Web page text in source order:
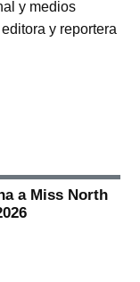
y medios
y reportera
a Miss North